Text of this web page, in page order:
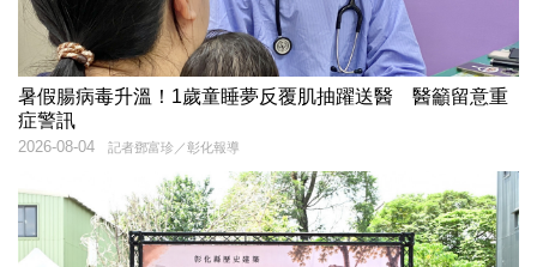
暑假腸病毒升溫！1歲童睡夢反覆肌抽躍送醫 醫籲留意重
症警訊
記者鄧富珍／彰化報導
2026-08-04